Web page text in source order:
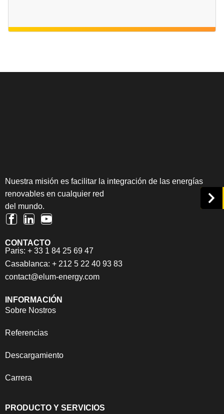
Nuestra misión es facilitar la integración de las energías
renovables en cualquier red
del mundo.
INFORMACIÓN
Sobre Nostros
Referencias
Descargamiento
Carrera
PRODUCTO Y SERVICIOS
CONTACTO
Paris: + 33 1 84 25 69 47
Casablanca: + 212 5 22 40 93 83
contact@elum-energy.com